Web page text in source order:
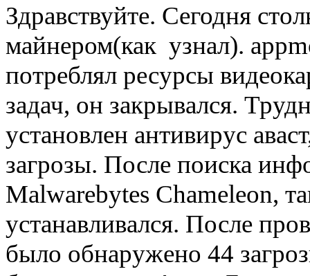
Здравствуйте. Сегодня
майнером(как узнал).
потреблял ресурсы
задач, он закрывался.
установлен антивирус
загрозы. После поиска
Malwarebytes Chameleon,
устанавливался. После
было обнаружено 44